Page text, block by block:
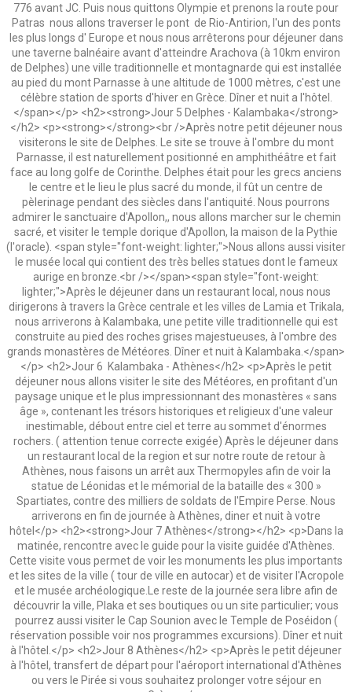
776 avant JC. Puis nous quittons Olympie et prenons la route pour
Patras nous allons traverser le pont de Rio-Antirion, l'un des ponts
les plus longs d' Europe et nous nous arrêterons pour déjeuner dans
une taverne balnéaire avant d'atteindre Arachova (à 10km environ
de Delphes) une ville traditionnelle et montagnarde qui est installée
au pied du mont Parnasse à une altitude de 1000 mètres, c'est une
célèbre station de sports d'hiver en Grèce. Dîner et nuit a l'hôtel.
</span></p> <h2><strong>Jour 5 Delphes - Kalambaka</strong>
</h2> <p><strong></strong><br />Après notre petit déjeuner nous
visiterons le site de Delphes. Le site se trouve à l'ombre du mont
Parnasse, il est naturellement positionné en amphithéâtre et fait
face au long golfe de Corinthe. Delphes était pour les grecs anciens
le centre et le lieu le plus sacré du monde, il fût un centre de
pèlerinage pendant des siècles dans l'antiquité. Nous pourrons
admirer le sanctuaire d'Apollon,, nous allons marcher sur le chemin
sacré, et visiter le temple dorique d'Apollon, la maison de la Pythie
(l'oracle). <span style="font-weight: lighter;">Nous allons aussi visiter
le musée local qui contient des très belles statues dont le fameux
aurige en bronze.<br /></span><span style="font-weight:
lighter;">Après le déjeuner dans un restaurant local, nous nous
dirigerons à travers la Grèce centrale et les villes de Lamia et Trikala,
nous arriverons à Kalambaka, une petite ville traditionnelle qui est
construite au pied des roches grises majestueuses, à l'ombre des
grands monastères de Météores. Dîner et nuit à Kalambaka.</span>
</p> <h2>Jour 6 Kalambaka - Athènes</h2> <p>Après le petit
déjeuner nous allons visiter le site des Météores, en profitant d'un
paysage unique et le plus impressionnant des monastères « sans
âge », contenant les trésors historiques et religieux d'une valeur
inestimable, débout entre ciel et terre au sommet d'énormes
rochers. ( attention tenue correcte exigée) Après le déjeuner dans
un restaurant local de la region et sur notre route de retour à
Athènes, nous faisons un arrêt aux Thermopyles afin de voir la
statue de Léonidas et le mémorial de la bataille des « 300 »
Spartiates, contre des milliers de soldats de l'Empire Perse. Nous
arriverons en fin de journée à Athènes, diner et nuit à votre
hôtel</p> <h2><strong>Jour 7 Athènes</strong></h2> <p>Dans la
matinée, rencontre avec le guide pour la visite guidée d'Athènes.
Cette visite vous permet de voir les monuments les plus importants
et les sites de la ville ( tour de ville en autocar) et de visiter l'Acropole
et le musée archéologique.Le reste de la journée sera libre afin de
découvrir la ville, Plaka et ses boutiques ou un site particulier; vous
pourrez aussi visiter le Cap Sounion avec le Temple de Poséidon (
réservation possible voir nos programmes excursions). Dîner et nuit
à l'hôtel.</p> <h2>Jour 8 Athènes</h2> <p>Après le petit déjeuner
à l'hôtel, transfert de départ pour l'aéroport international d'Athènes
ou vers le Pirée si vous souhaitez prolonger votre séjour en